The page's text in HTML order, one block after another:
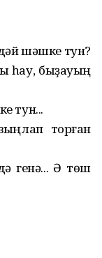
шәшке тун?
һау, быҙауың
тун...
торған
генә... Ә төш